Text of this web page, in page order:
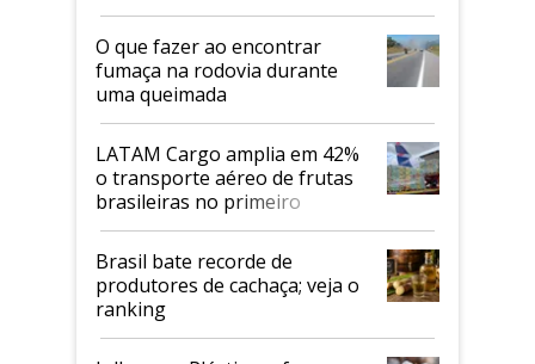
O que fazer ao encontrar
fumaça na rodovia durante
uma queimada
LATAM Cargo amplia em 42%
o transporte aéreo de frutas
brasileiras no primeiro
semestre
Brasil bate recorde de
produtores de cachaça; veja o
ranking